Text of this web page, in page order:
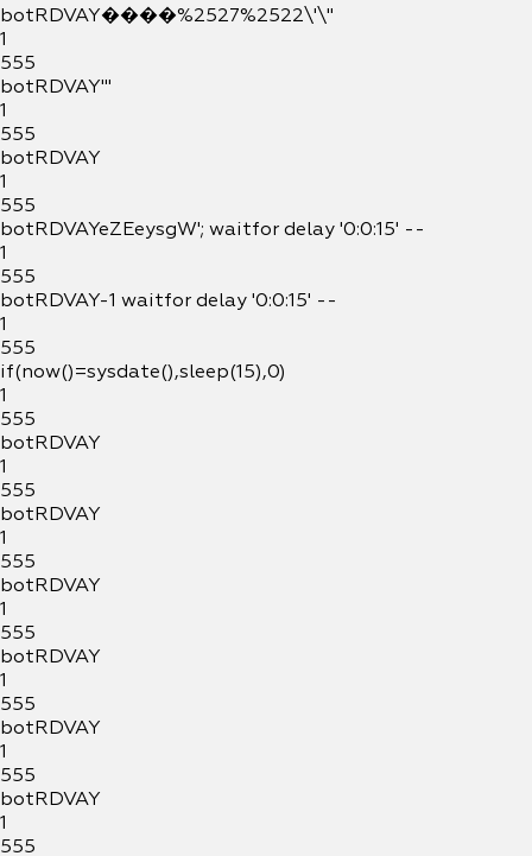
botRDVAY����%2527%2522\'\"
1
555
botRDVAY'"
1
555
botRDVAY
1
555
botRDVAYeZEeysgW'; waitfor delay '0:0:15' --
1
555
botRDVAY-1 waitfor delay '0:0:15' --
1
555
if(now()=sysdate(),sleep(15),0)
1
555
botRDVAY
1
555
botRDVAY
1
555
botRDVAY
1
555
botRDVAY
1
555
botRDVAY
1
555
botRDVAY
1
555